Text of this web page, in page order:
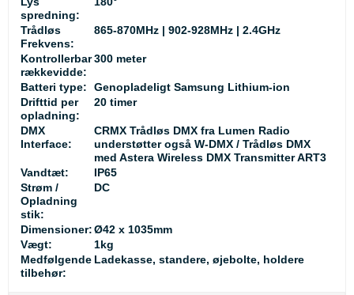
spredning:
Trådløs
Frekvens:
865-870MHz | 902-928MHz | 2.4GHz
Kontrollerbar
rækkevidde:
300 meter
Batteri type:
Genopladeligt Samsung Lithium-ion
Drifttid per
opladning:
20 timer
DMX
Interface:
CRMX Trådløs DMX fra Lumen Radio
understøtter også W-DMX / Trådløs DMX
med Astera Wireless DMX Transmitter ART3
Vandtæt:
IP65
Strøm /
Opladning
stik:
DC
Dimensioner:Ø42 x 1035mm
Vægt:
1kg
Medfølgende
tilbehør:
Ladekasse, standere, øjebolte, holdere